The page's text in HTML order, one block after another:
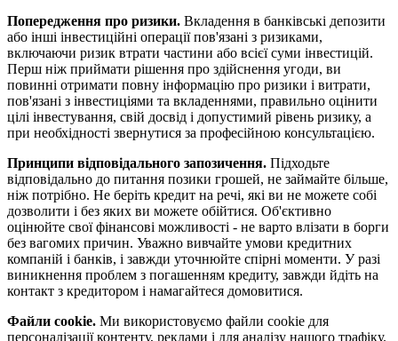
Попередження про ризики. Вкладення в банківські депозити
або інші інвестиційні операції пов'язані з ризиками,
включаючи ризик втрати частини або всієї суми інвестицій.
Перш ніж приймати рішення про здійснення угоди, ви
повинні отримати повну інформацію про ризики і витрати,
пов'язані з інвестиціями та вкладеннями, правильно оцінити
цілі інвестування, свій досвід і допустимий рівень ризику, а
при необхідності звернутися за професійною консультацією.
Принципи відповідального запозичення. Підходьте
відповідально до питання позики грошей, не займайте більше,
ніж потрібно. Не беріть кредит на речі, які ви не можете собі
дозволити і без яких ви можете обійтися. Об'єктивно
оцінюйте свої фінансові можливості - не варто влізати в борги
без вагомих причин. Уважно вивчайте умови кредитних
компаній і банків, і завжди уточнюйте спірні моменти. У разі
виникнення проблем з погашенням кредиту, завжди йдіть на
контакт з кредитором і намагайтеся домовитися.
Файли cookie. Ми використовуємо файли cookie для
персоналізації контенту, реклами і для аналізу нашого трафіку.